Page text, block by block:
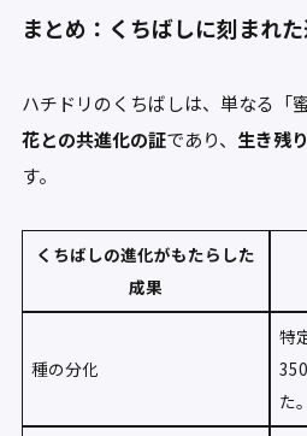
まとめ：くちばしに刻まれ
ハチドリのくちばしは、単なる「
花との共進化の証であり、 生き残
す。
くちばしの進化がもたらした
成果
種の分化
特
た。